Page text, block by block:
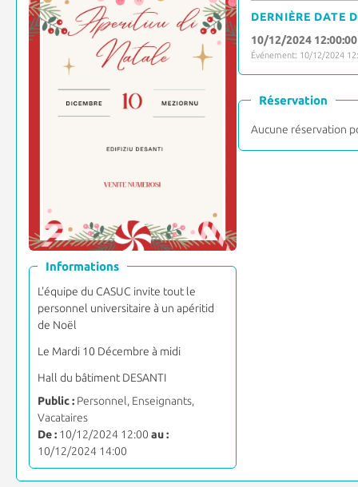
Informations
L'équipe du CASUC invite tout le
personnel universitaire à un apéritid
de Noël
Le Mardi 10 Décembre à midi
Hall du bâtiment DESANTI
Public :Personnel, Enseignants,
Vacataires
De :10/12/2024 12:00 au :
10/12/2024 14:00
DERNIÈRE DATE
10/12/2024 12:00:00
Événement: 10/12/2024
Réservation
Aucune réservation